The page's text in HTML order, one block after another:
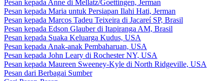
Pesan kepada Anne di Mellatz/Goettingen, Jerman
Pesan kepada Maria untuk Persiapan Ilahi Hati, Jerman
Pesan kepada Marcos Tadeu Teixeira di Jacareí SP, Brasil
Pesan kepada Edson Glauber di Itapiranga AM, Brasil
Pesan kepada Suaka Keluarga Kudus, USA
Pesan kepada Anak-anak Pembaharuan, USA
Pesan kepada John Leary di Rochester NY, USA
Pesan kepada Maureen Sweeney-Kyle di North Ridgeville, USA
Pesan dari Berbagai Sumber